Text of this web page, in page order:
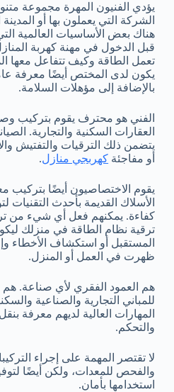
يؤدي الفنيون المهرة مجموعة
الشركة التي يعملون بها أو
هناك بعض الأساسيات العالمية
قبل الدخول في مهنة كهربة
تعمل الطاقة وكيف تتفاعل معها
يكون لدى المختص أيضًا معرفة
بالإضافة إلى مؤهلات السلامة.
الفني هو محترف يقوم بتركيب
العقارات السكنية والتجارية.
يتضمن ذلك الترقيات والتفتيش
أو مفاجئة كهربجي منازل.
يقوم الاختصاصيون أيضًا بتركيب
الأسلاك القديمة بأحدث التقنيات
كفاءة. يمكنهم فعل أي شيء من
ترقية نظام الطاقة في منزلك
المستقبل أو استكشاف الأخطاء
ظهرت في العمل أو المنزل.
هم العمود الفقري لأي صناعة.
للمباني التجارية والصناعية
المهارات العالية لديهم معرفة
والتحكم.
لا تقتصر المهمة على إجراء
والفحص للمعدات، ولكن أيضًا
استخدامها بأمان.